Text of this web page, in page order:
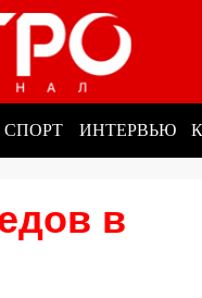
СПОРТ ИНТЕРВЬЮ
в